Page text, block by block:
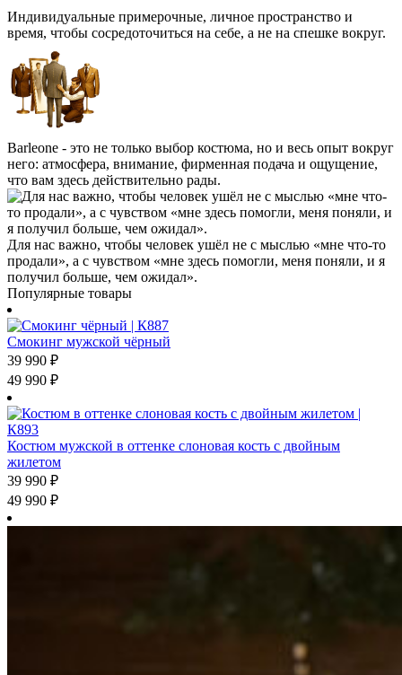
Индивидуальные примерочные, личное пространство и
время, чтобы сосредоточиться на себе, а не на спешке вокруг.
Barleone - это не только выбор костюма, но и весь опыт вокруг
него: атмосфера, внимание, фирменная подача и ощущение,
что вам здесь действительно рады.
Для нас важно, чтобы человек ушёл не с мыслью «мне что-то
продали», а с чувством «мне здесь помогли, меня поняли, и я
получил больше, чем ожидал».
Популярные товары
Смокинг мужской чёрный
39 990 ₽
49 990 ₽
Костюм мужской в оттенке слоновая кость с двойным
жилетом
39 990 ₽
49 990 ₽